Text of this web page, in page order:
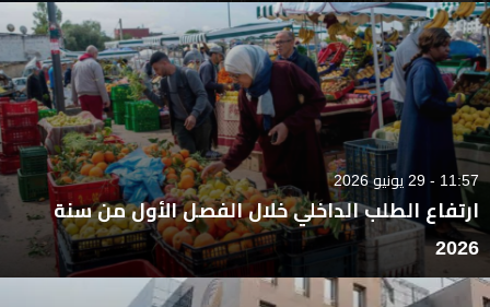
11:57 - 29 يونيو 2026
ارتفاع الطلب الداخلي خلال الفصل الأول من سنة
2026